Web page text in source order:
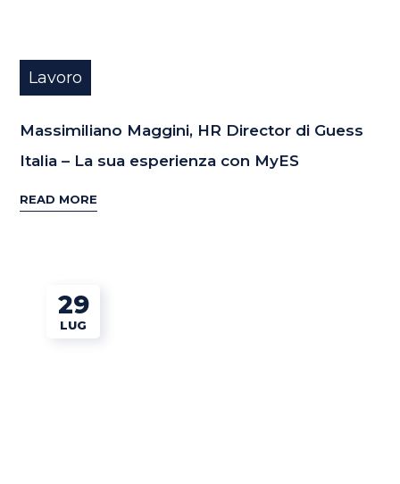
Lavoro
Massimiliano Maggini, HR Director di Guess
Italia – La sua esperienza con MyES
READ MORE
29
LUG